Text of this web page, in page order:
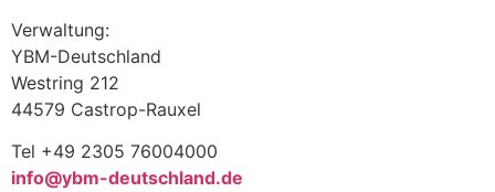
Verwaltung:
YBM-Deutschland
Westring 212
44579 Castrop-Rauxel
Tel +49 2305 76004000
info@ybm-deutschland.de